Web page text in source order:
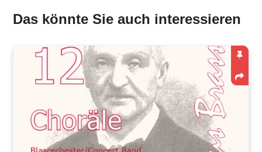
Das könnte Sie auch interessieren